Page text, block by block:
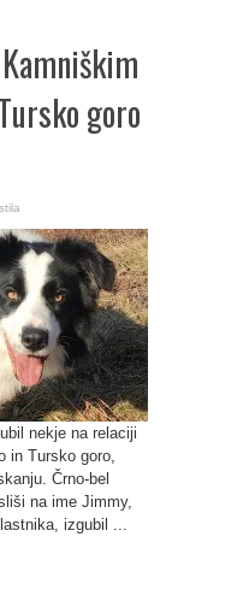
goro
nekje na relaciji
in Tursko goro,
Črno-bel
na ime Jimmy,
izgubil ...